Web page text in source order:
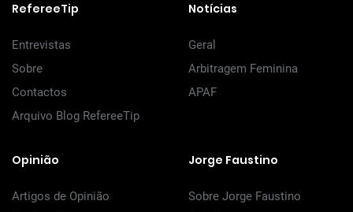
RefereeTip
Entrevistas
Sobre
Contactos
Arquivo Blog RefereeTip
Notícias
Geral
Arbitragem Feminina
APAF
Opinião
Artigos de Opinião
Jorge Faustino
Sobre Jorge Faustino